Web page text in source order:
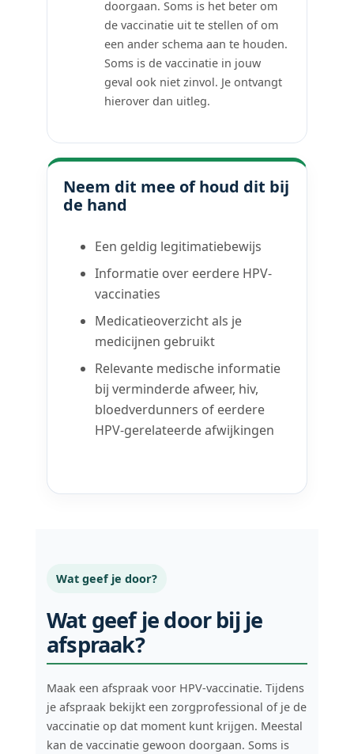
doorgaan. Soms is het beter om
de vaccinatie uit te stellen of om
een ander schema aan te houden.
Soms is de vaccinatie in jouw
geval ook niet zinvol. Je ontvangt
hierover dan uitleg.
Neem dit mee of houd dit bij
de hand
Een geldig legitimatiebewijs
Informatie over eerdere HPV-
vaccinaties
Medicatieoverzicht als je
medicijnen gebruikt
Relevante medische informatie
bij verminderde afweer, hiv,
bloedverdunners of eerdere
HPV-gerelateerde afwijkingen
Wat geef je door?
Wat geef je door bij je
afspraak?
Maak een afspraak voor HPV-vaccinatie. Tijdens
je afspraak bekijkt een zorgprofessional of je de
vaccinatie op dat moment kunt krijgen. Meestal
kan de vaccinatie gewoon doorgaan. Soms is